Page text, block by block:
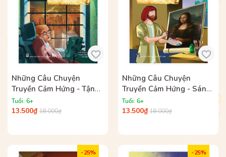
Những Câu Chuyện
Truyền Cảm Hứng - Tận
Tâm
Tuổi: 6+
13.500₫ 18.000₫
Những Câu Chuyện
Truyền Cảm Hứng - Sáng
Tạo
Tuổi: 6+
13.500₫ 18.000₫
- 25% - 25%